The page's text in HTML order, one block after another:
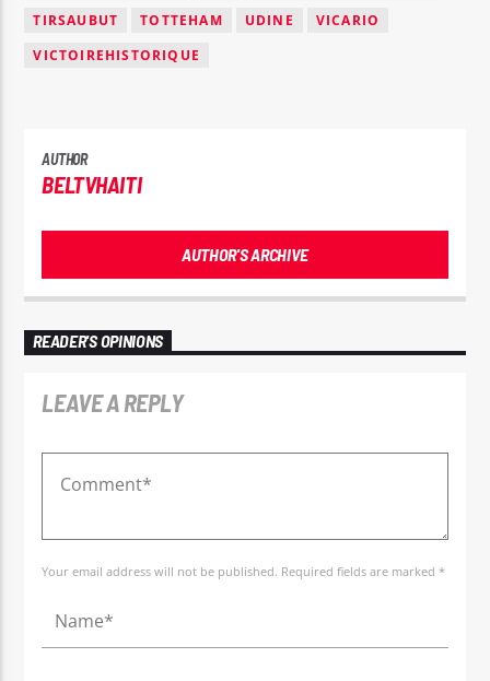
TIRSAUBUT
TOTTEHAM UDINE
VICARIO
VICTOIREHISTORIQUE
AUTHOR
BELTVHAITI
AUTHOR'S ARCHIVE
READER'S OPINIONS
LEAVE A REPLY
Your email address will not be published. Required fields are marked *